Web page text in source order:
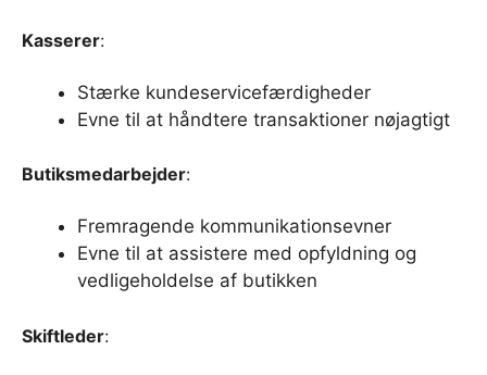
Kasserer:
Stærke kundeservicefærdigheder
Evne til at håndtere transaktioner nøjagtigt
Butiksmedarbejder:
Fremragende kommunikationsevner
Evne til at assistere med opfyldning og
vedligeholdelse af butikken
Skiftleder: